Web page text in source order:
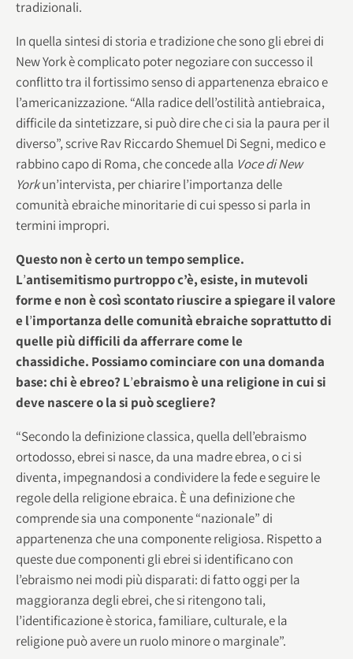
tradizionali.
In quella sintesi di storia e tradizione che sono gli ebrei di
New York è complicato poter negoziare con successo il
conflitto tra il fortissimo senso di appartenenza ebraico e
l’americanizzazione. “Alla radice dell’ostilità antiebraica,
difficile da sintetizzare, si può dire che ci sia la paura per il
diverso”, scrive Rav Riccardo Shemuel Di Segni, medico e
rabbino capo di Roma, che concede alla Voce di New
Yorkun’intervista, per chiarire l’importanza delle
comunità ebraiche minoritarie di cui spesso si parla in
termini impropri.
Questo non è certo un tempo semplice.
L’antisemitismo purtroppo c’è, esiste, in mutevoli
forme e non è così scontato riuscire a spiegare il valore
e l’importanza delle comunità ebraiche soprattutto di
quelle più difficili da afferrare come le
chassidiche. Possiamo cominciare con una domanda
base: chi è ebreo? L’ebraismo è una religione in cui si
deve nascere o la si può scegliere?
“Secondo la definizione classica, quella dell’ebraismo
ortodosso, ebrei si nasce, da una madre ebrea, o ci si
diventa, impegnandosi a condividere la fede e seguire le
regole della religione ebraica. È una definizione che
comprende sia una componente “nazionale” di
appartenenza che una componente religiosa. Rispetto a
queste due componenti gli ebrei si identificano con
l’ebraismo nei modi più disparati: di fatto oggi per la
maggioranza degli ebrei, che si ritengono tali,
l’identificazione è storica, familiare, culturale, e la
religione può avere un ruolo minore o marginale”.